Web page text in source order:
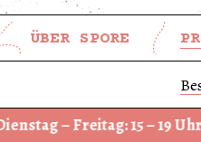
ÜBER SPORE
15 – 19 Uhr und